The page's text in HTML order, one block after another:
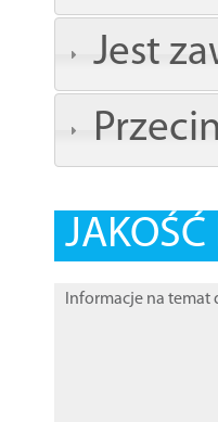
Jest
Informacje na temat